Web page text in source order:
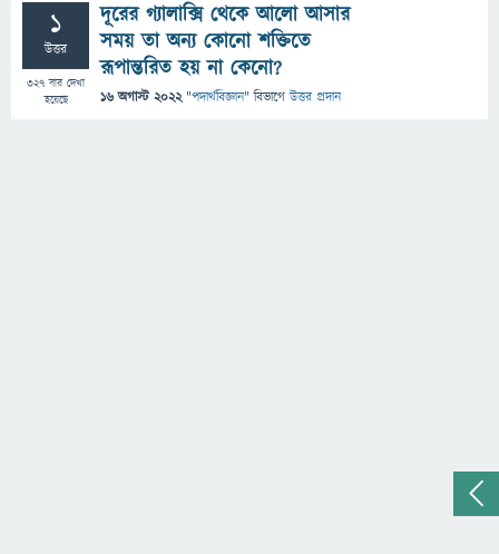
1
উত্তর
327 বার দেখা
হয়েছে
দূরের গ্যালাক্সি থেকে আলো আসার
সময় তা অন্য কোনো শক্তিতে
রূপান্তরিত হয় না কেনো?
16 অগাস্ট 2022 "পদার্থবিজ্ঞান" বিভাগে উত্তর প্রদান